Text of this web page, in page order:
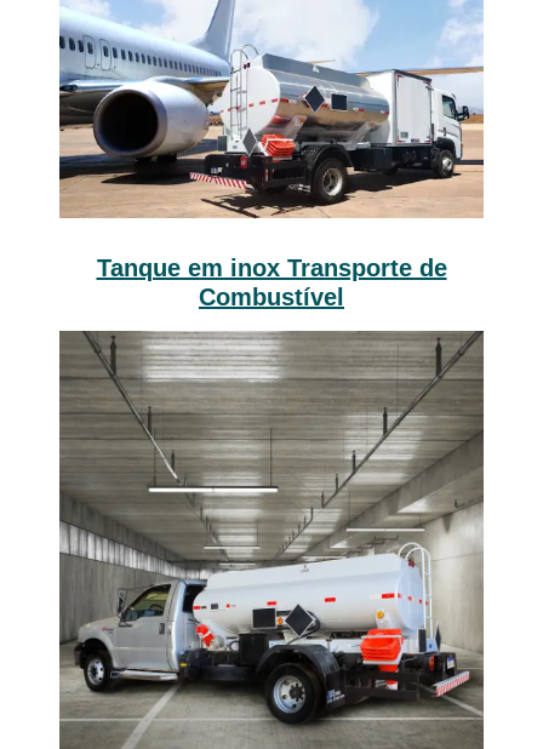
Tanque em inox Transporte de
Combustível